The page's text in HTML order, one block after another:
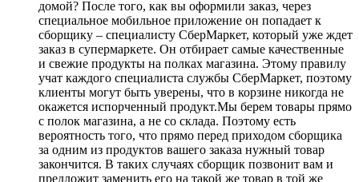
домой? После того, как вы оформили заказ, через
специальное мобильное приложение он попадает к
сборщику – специалисту СберМаркет, который уже ждет
заказ в супермаркете. Он отбирает самые качественные
и свежие продукты на полках магазина. Этому правилу
учат каждого специалиста службы СберМаркет, поэтому
клиенты могут быть уверены, что в корзине никогда не
окажется испорченный продукт.Мы берем товары прямо
с полок магазина, а не со склада. Поэтому есть
вероятность того, что прямо перед приходом сборщика
за одним из продуктов вашего заказа нужный товар
закончится. В таких случаях сборщик позвонит вам и
предложит заменить его на такой же товар в той же